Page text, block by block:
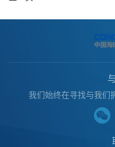
我们始终在寻找与我们